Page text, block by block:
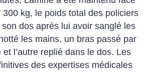
kg, le poids total des policiers
dos après lui avoir sanglé les
les mains, un bras passé par
et l’autre replié dans le dos. Les
des expertises médicales